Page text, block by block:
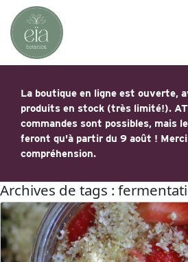
La boutique en ligne est ouverte,
produits en stock (très limité!).
commandes sont possibles, mais
feront qu'à partir du 9 août !
compréhension.
Archives de tags :